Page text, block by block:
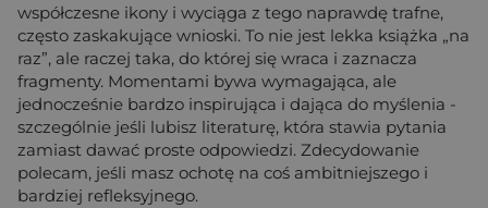
współczesne ikony i wyciąga z tego naprawdę trafne,
często zaskakujące wnioski. To nie jest lekka książka „na
raz”, ale raczej taka, do której się wraca i zaznacza
fragmenty. Momentami bywa wymagająca, ale
jednocześnie bardzo inspirująca i dająca do myślenia -
szczególnie jeśli lubisz literaturę, która stawia pytania
zamiast dawać proste odpowiedzi. Zdecydowanie
polecam, jeśli masz ochotę na coś ambitniejszego i
bardziej refleksyjnego.